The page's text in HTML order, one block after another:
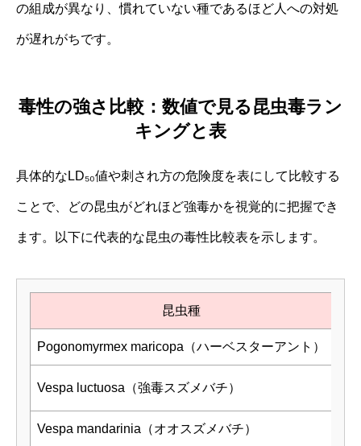
の組成が異なり、慣れていない種であるほど人への対処
が遅れがちです。
毒性の強さ比較：数値で見る昆虫毒ラン
キングと表
具体的なLD₅₀値や刺され方の危険度を表にして比較する
ことで、どの昆虫がどれほど強毒かを視覚的に把握でき
ます。以下に代表的な昆虫の毒性比較表を示します。
昆虫種
Pogonomyrmex maricopa（ハーベスターアント）
Vespa luctuosa（強毒スズメバチ）
Vespa mandarinia（オオスズメバチ）